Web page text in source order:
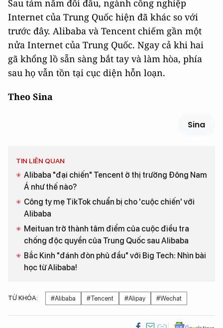
Sau tám năm đối đầu, ngành công nghiệp
Internet của Trung Quốc hiện đã khác so với
trước đây. Alibaba và Tencent chiếm gần một
nửa Internet của Trung Quốc. Ngay cả khi hai
gã khổng lồ sẵn sàng bắt tay và làm hòa, phía
sau họ vẫn tồn tại cục diện hỗn loạn.
Theo Sina
Sina
TIN LIÊN QUAN
Alibaba "đại chiến" Tencent ở thị trường Đông Nam
Á như thế nào?
Công ty mẹ TikTok chuẩn bị cho 'cuộc chiến' với
Alibaba
Meituan trở thành tâm điểm của cuộc điều tra
chống độc quyền của Trung Quốc sau Alibaba
Bắc Kinh "đánh đòn phủ đầu" với Big Tech: Nhìn bài
học từ Alibaba!
TỪ KHÓA: #Alibaba #Tencent #Alipay #Wechat